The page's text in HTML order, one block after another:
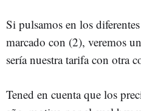
Si pulsamos en los
marcado con (2), veremos
sería nuestra tarifa con otra
Tened en cuenta que los